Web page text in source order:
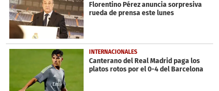
Florentino Pérez anuncia sorpresiva
rueda de prensa este lunes
INTERNACIONALES
Canterano del Real Madrid paga los
platos rotos por el 0-4 del Barcelona